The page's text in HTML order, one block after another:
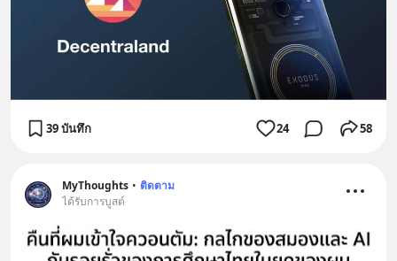
39 บันทึก 24 58
MyThoughts • ติดตาม
ได้รับการบูสต์